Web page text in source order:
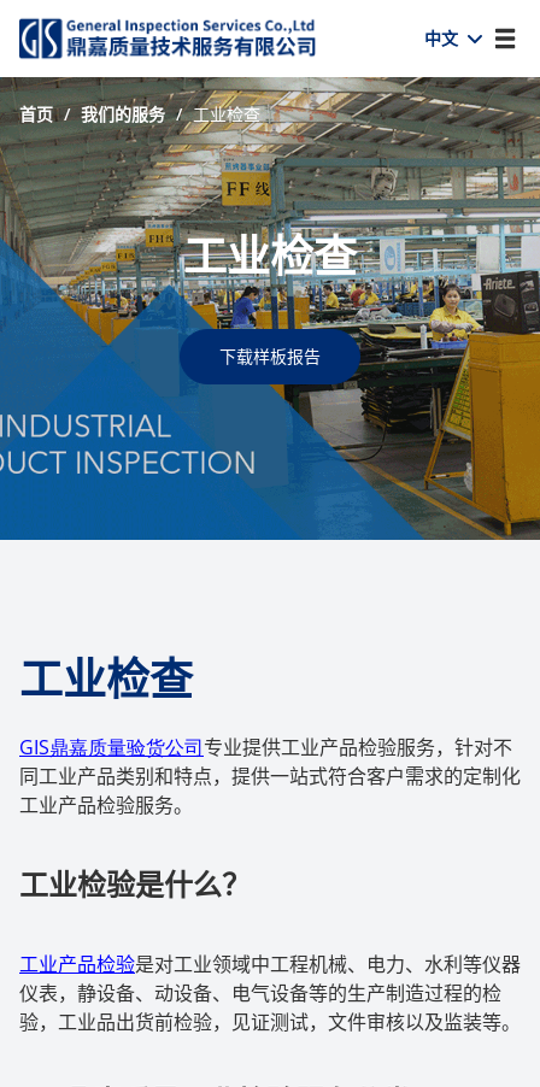
中文
首页 / 我们的服务 / 工业检查
工业检查
下载样板报告
工业检查
GIS鼎嘉质量验货公司专业提供工业产品检验服务，针对不
同工业产品类别和特点，提供一站式符合客户需求的定制化
工业产品检验服务。
工业检验是什么？
工业产品检验是对工业领域中工程机械、电力、水利等仪器
仪表，静设备、动设备、电气设备等的生产制造过程的检
验，工业品出货前检验，见证测试，文件审核以及监装等。